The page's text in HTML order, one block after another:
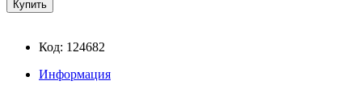
Код: 124682
Информация